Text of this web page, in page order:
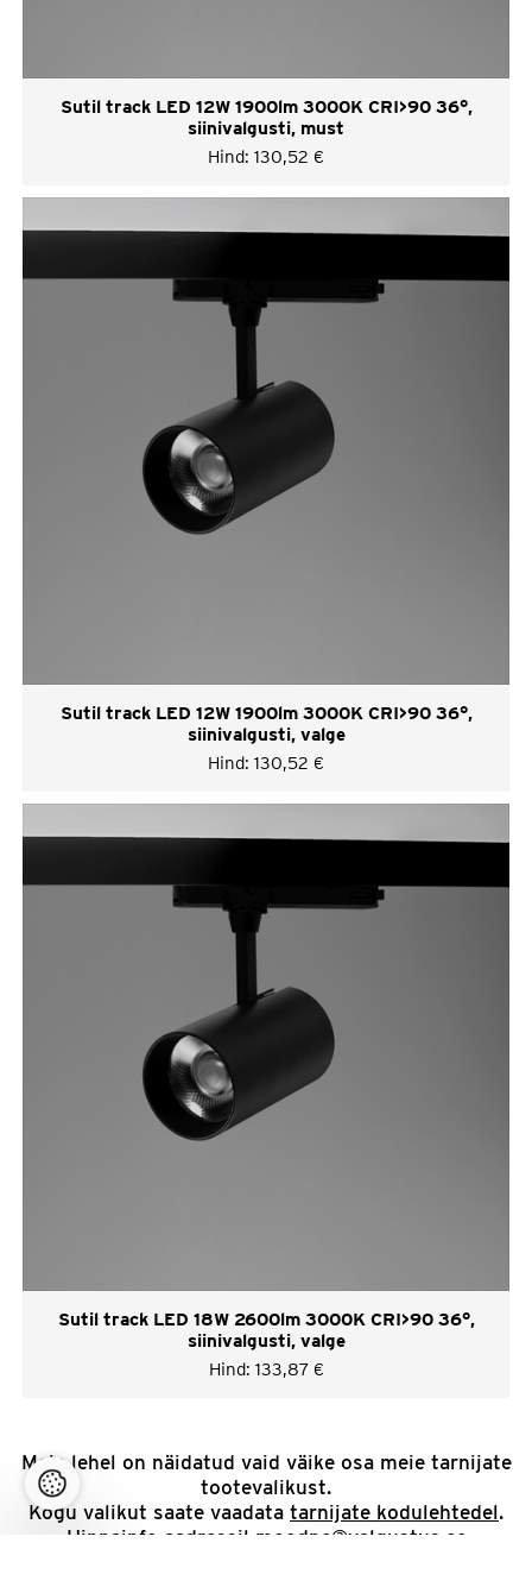
Sutil track LED 12W 1900lm 3000K CRI>90 36°,
siinivalgusti, must
Hind: 130,52 €
Sutil track LED 12W 1900lm 3000K CRI>90 36°,
siinivalgusti, valge
Hind: 130,52 €
Sutil track LED 18W 2600lm 3000K CRI>90 36°,
siinivalgusti, valge
Hind: 133,87 €
Meie lehel on näidatud vaid väike osa meie tarnijate
tootevalikust.
Kogu valikut saate vaadata tarnijate kodulehtedel.
Hinnainfo aadressil moodne@valgustus.ee